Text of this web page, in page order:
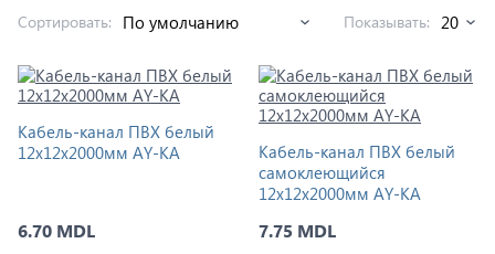
Сортировать: Показывать:
Кабель-канал ПВХ белый
12x12x2000мм AY-KA
6.70 MDL
Кабель-канал ПВХ белый
самоклеющийся
12x12x2000мм AY-KA
7.75 MDL